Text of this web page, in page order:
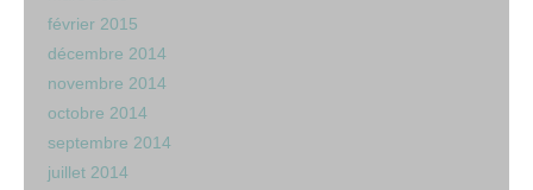
février 2015
décembre 2014
novembre 2014
octobre 2014
septembre 2014
juillet 2014